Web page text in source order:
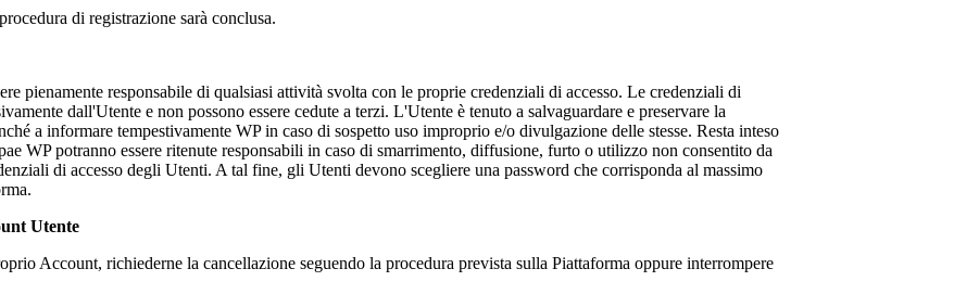
di registrazione sarà conclusa.
pienamente responsabile di qualsiasi attività svolta con le proprie credenziali di accesso. Le credenziali di
dall'Utente e non possono essere cedute a terzi. L'Utente è tenuto a salvaguardare e preservare la
a informare tempestivamente WP in caso di sospetto uso improprio e/o divulgazione delle stesse. Resta inteso
e WP potranno essere ritenute responsabili in caso di smarrimento, diffusione, furto o utilizzo non consentito da
di accesso degli Utenti. A tal fine, gli Utenti devono scegliere una password che corrisponda al massimo
Utente
Account, richiederne la cancellazione seguendo la procedura prevista sulla Piattaforma oppure interrompere